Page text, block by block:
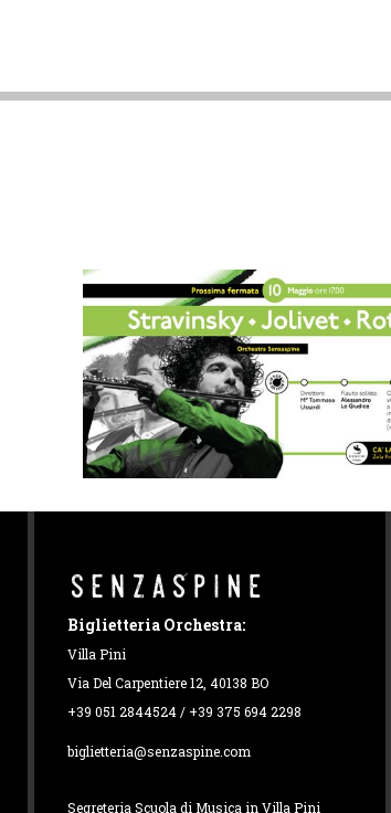
Biglietteria Orchestra:
Villa Pini
Via Del Carpentiere 12, 40138 BO
+39 051 2844524 / +39 375 694 2298
biglietteria@senzaspine.com
Segreteria Scuola di Musica in Villa Pini